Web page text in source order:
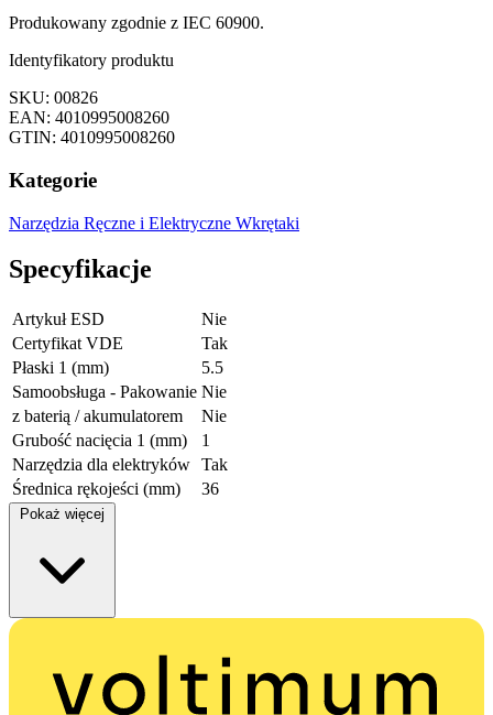
Produkowany zgodnie z IEC 60900.
Identyfikatory produktu
SKU: 00826
EAN: 4010995008260
GTIN: 4010995008260
Kategorie
Narzędzia Ręczne i Elektryczne Wkrętaki
Specyfikacje
Artykuł ESD
Nie
Certyfikat VDE
Tak
Płaski 1 (mm)
5.5
Samoobsługa - Pakowanie Nie
z baterią / akumulatorem
Nie
Grubość nacięcia 1 (mm)
1
Narzędzia dla elektryków Tak
Średnica rękojeści (mm)
36
Pokaż więcej